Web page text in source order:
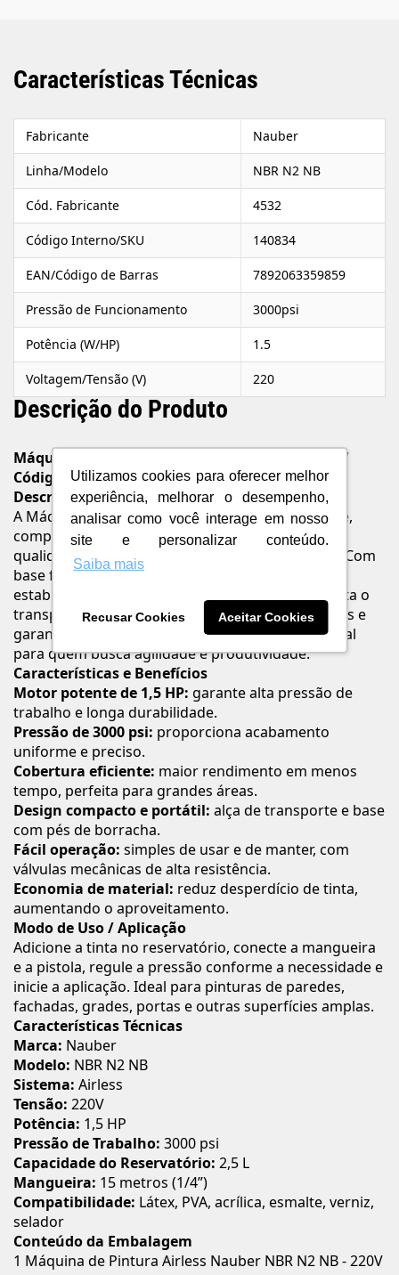
Utilizamos cookies para oferecer melhor
experiência, melhorar o desempenho,
analisar como você interage em nosso
site e personalizar conteúdo.
Saiba mais
Recusar Cookies Aceitar Cookies
Características Técnicas
Fabricante Nauber
Linha/Modelo NBR N2 NB
Cód. Fabricante 4532
Código Interno/SKU 140834
EAN/Código de Barras 7892063359859
Pressão de Funcionamento 3000psi
Potência (W/HP) 1.5
Voltagem/Tensão (V) 220
Descrição do Produto
Máquina de Pintura Airless Nauber N2 NB 220V
Código do Fabricante:4532
Descrição
A Máquina de Pintura Airless Nauber N2 NB é leve,
compacta e projetada para oferecer eficiência e
qualidade em pinturas de médio e grande porte. Com
base fixa equipada com pés de borracha, garante
estabilidade durante o uso, enquanto a alça facilita o
transporte. Seu sistema airless reduz desperdícios e
garante acabamento uniforme e profissional, ideal
para quem busca agilidade e produtividade.
Características e Benefícios
Motor potente de 1,5 HP: garante alta pressão de
trabalho e longa durabilidade.
Pressão de 3000 psi: proporciona acabamento
uniforme e preciso.
Cobertura eficiente: maior rendimento em menos
tempo, perfeita para grandes áreas.
Design compacto e portátil: alça de transporte e base
com pés de borracha.
Fácil operação: simples de usar e de manter, com
válvulas mecânicas de alta resistência.
Economia de material: reduz desperdício de tinta,
aumentando o aproveitamento.
Modo de Uso / Aplicação
Adicione a tinta no reservatório, conecte a mangueira
e a pistola, regule a pressão conforme a necessidade e
inicie a aplicação. Ideal para pinturas de paredes,
fachadas, grades, portas e outras superfícies amplas.
Características Técnicas
Marca: Nauber
Modelo: NBR N2 NB
Sistema: Airless
Tensão: 220V
Potência: 1,5 HP
Pressão de Trabalho: 3000 psi
Capacidade do Reservatório: 2,5 L
Mangueira: 15 metros (1/4”)
Compatibilidade: Látex, PVA, acrílica, esmalte, verniz,
selador
Conteúdo da Embalagem
1 Máquina de Pintura Airless Nauber NBR N2 NB - 220V